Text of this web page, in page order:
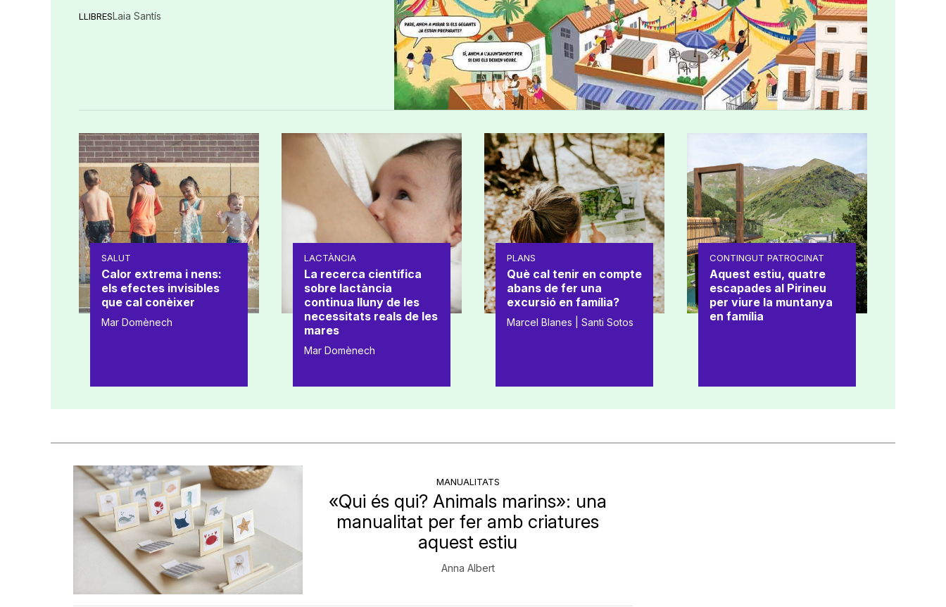
LLIBRESLaia Santís
SALUT
Calor extrema i nens:
els efectes invisibles
que cal conèixer
Mar Domènech
LACTÀNCIA
La recerca científica
sobre lactància
continua lluny de les
necessitats reals de les
mares
Mar Domènech
PLANS
Què cal tenir en compte
abans de fer una
excursió en família?
Marcel Blanes | Santi Sotos
CONTINGUT PATROCINAT
Aquest estiu, quatre
escapades al Pirineu
per viure la muntanya
en família
MANUALITATS
«Qui és qui? Animals marins»: una
manualitat per fer amb criatures
aquest estiu
Anna Albert